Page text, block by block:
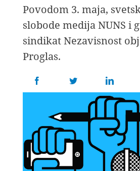
TEMA
AGENT
Povodom 3. maja,
slobode medija NUNS i
sindikat Nezavisnost
Proglas.